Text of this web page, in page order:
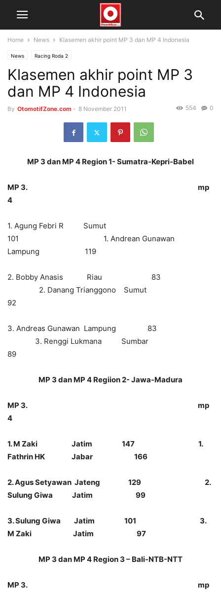
Home News Klasemen akhir point MP 3 dan MP 4 Indonesia
News Racing Roda 2
Klasemen akhir point MP 3
dan MP 4 Indonesia
By OtomotifZone.com - 8 November 2011 0
554
MP 3 dan MP 4 Region 1- Sumatra-Kepri-Babel
MP 3. mp
4
1. Agung Febri R Sumut
101 1. Andrean Gunawan
Lampung 119
2. Bobby Anasis Riau 83
2. Danang Trianggono Sumut
92
3. Andreas Gunawan Lampung 83
3. Renggi Lukmana Sumbar
89
MP 3 dan MP 4 Regiion 2- Jawa-Madura
MP 3. mp
4
1. M Zaki Jatim 147 1.
Fathrin HK Jabar 166
2. Agus Setyawan Jateng 129 2.
Sulung Giwa Jatim 99
3. Sulung Giwa Jatim 101 3.
M Zaki Jatim 97
MP 3 dan MP 4 Region 3 – Bali-NTB-NTT
MP 3. mp